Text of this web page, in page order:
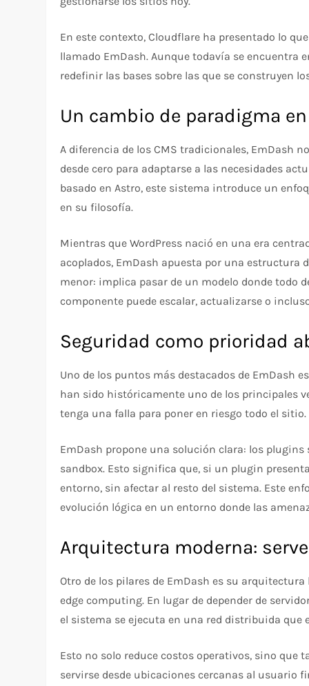
En este contexto, Cloudflare ha presentado lo
llamado EmDash. Aunque todavía se encuentra
redefinir las bases sobre las que se construyen
Un cambio de paradigma
A diferencia de los CMS tradicionales, EmDash
desde cero para adaptarse a las necesidades
basado en Astro, este sistema introduce un
en su filosofía.
Mientras que WordPress nació en una era
acoplados, EmDash apuesta por una estructura
menor: implica pasar de un modelo donde todo
componente puede escalar, actualizarse o
Seguridad como prioridad
Uno de los puntos más destacados de EmDash
han sido históricamente uno de los principales
tenga una falla para poner en riesgo todo el sitio.
EmDash propone una solución clara: los
sandbox. Esto significa que, si un plugin
entorno, sin afectar al resto del sistema. Este
evolución lógica en un entorno donde las
Arquitectura moderna:
Otro de los pilares de EmDash es su
edge computing. En lugar de depender de
el sistema se ejecuta en una red distribuida
Esto no solo reduce costos operativos, sino que
servirse desde ubicaciones cercanas al usuario